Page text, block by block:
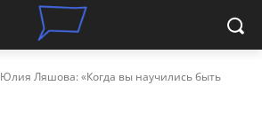
Юлия Ляшова: «Когда вы научились быть